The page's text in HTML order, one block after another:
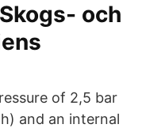
och
of 2,5 bar
and an internal